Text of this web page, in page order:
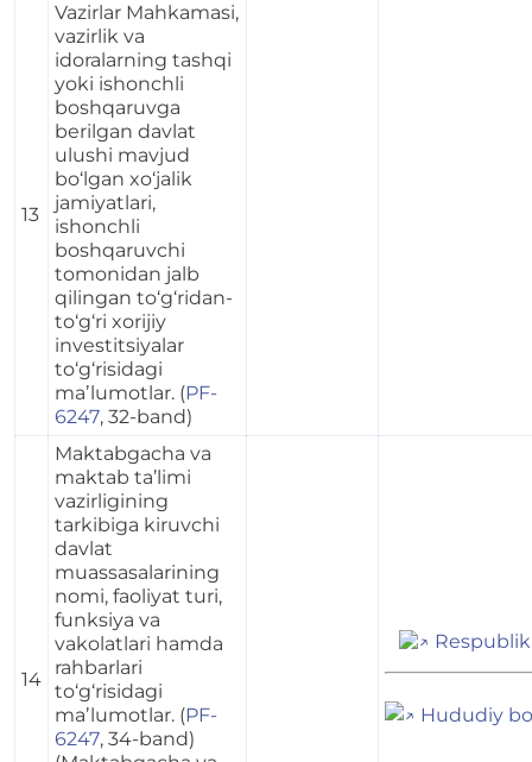
13
Vazirlar Mahkamasi,
vazirlik va
idoralarning tashqi
yoki ishonchli
boshqaruvga
berilgan davlat
ulushi mavjud
bo‘lgan xo‘jalik
jamiyatlari,
ishonchli
boshqaruvchi
tomonidan jalb
qilingan to‘g‘ridan-
to‘g‘ri xorijiy
investitsiyalar
to‘g‘risidagi
maʼlumotlar. (PF-
6247, 32-band)
14
Maktabgacha va
maktab ta’limi
vazirligining
tarkibiga kiruvchi
davlat
muassasalarining
nomi, faoliyat turi,
funksiya va
vakolatlari hamda
rahbarlari
to‘g‘risidagi
maʼlumotlar. (PF-
6247, 34-band)
Hududiy